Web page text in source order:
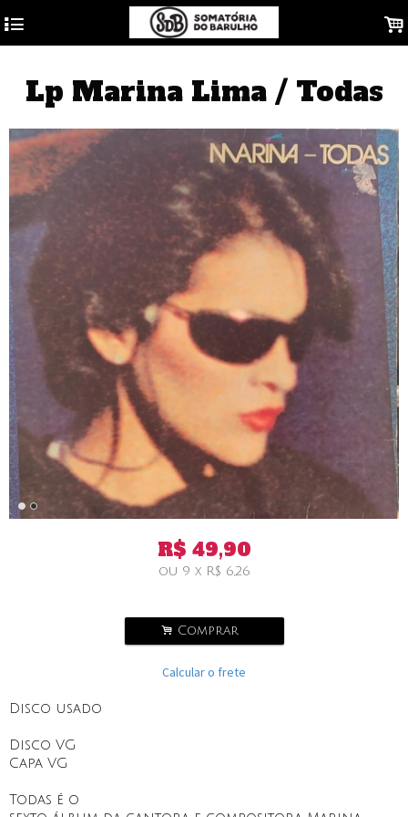
4 .
Lp Marina Lima / Todas
R$ 49,90
ou 9 x R$ 6,26
. Comprar
Calcular o frete
Disco usado
Disco VG
Capa VG
Todas é o